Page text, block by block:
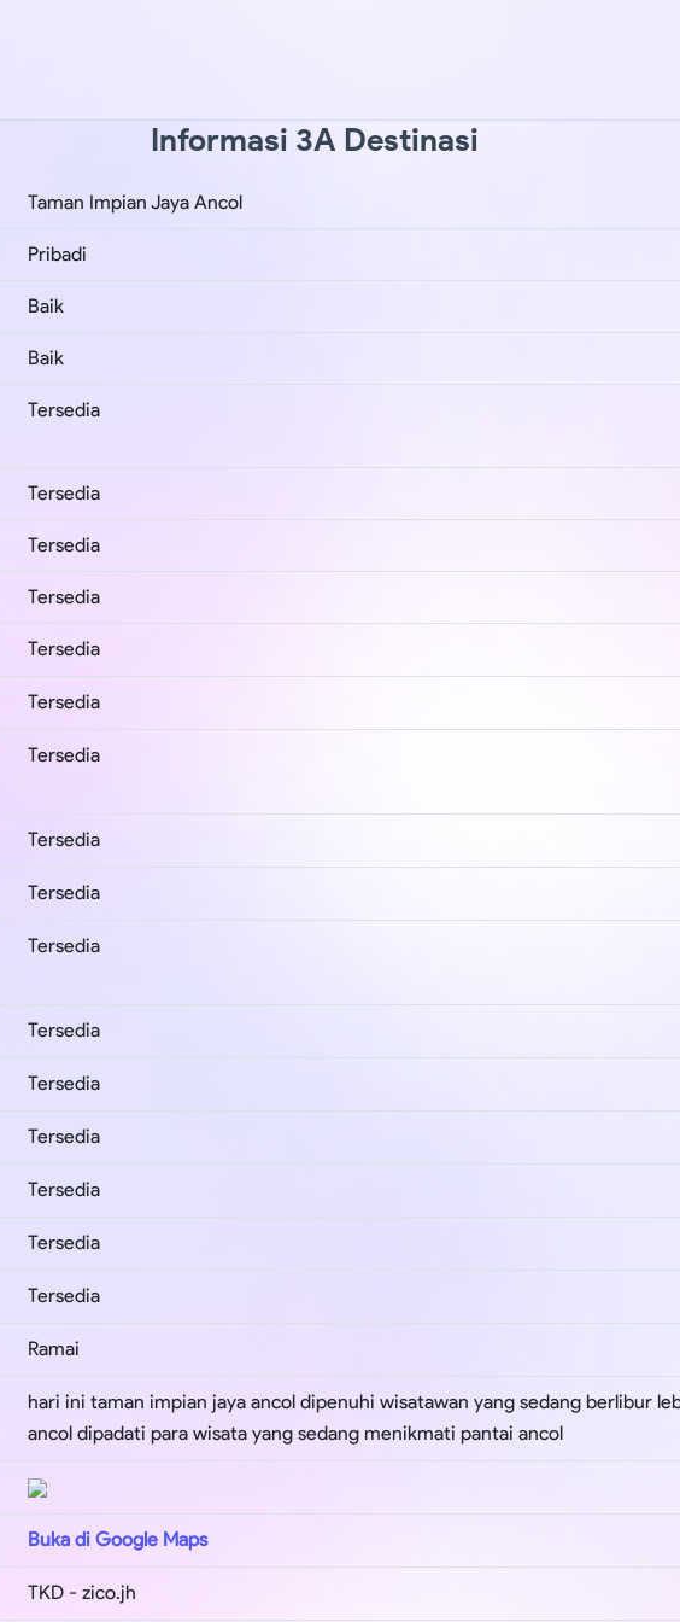
Informasi 3A Destinasi
Taman Impian Jaya Ancol
Pribadi
Baik
Baik
Tersedia
Tersedia
Tersedia
Tersedia
Tersedia
Tersedia
Tersedia
Tersedia
Tersedia
Tersedia
Tersedia
Tersedia
Tersedia
Tersedia
Tersedia
Tersedia
Ramai
hari ini taman impian jaya ancol dipenuhi wisatawan yang sedang berlibur
ancol dipadati para wisata yang sedang menikmati pantai ancol
Buka di Google Maps
TKD - zico.jh